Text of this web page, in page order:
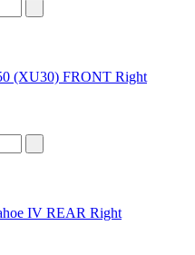
(XU30) FRONT Right
IV REAR Right